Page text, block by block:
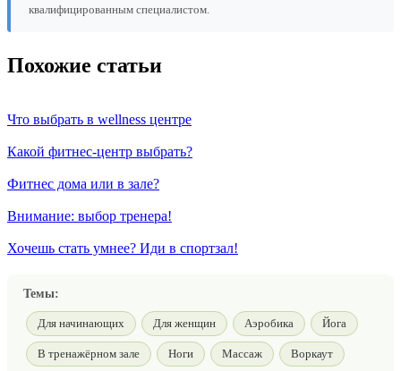
квалифицированным специалистом.
Похожие статьи
Что выбрать в wellness центре
Какой фитнес-центр выбрать?
Фитнес дома или в зале?
Внимание: выбор тренера!
Хочешь стать умнее? Иди в спортзал!
Темы:
Для начинающих Для женщин Аэробика Йога
В тренажёрном зале Ноги Массаж Воркаут